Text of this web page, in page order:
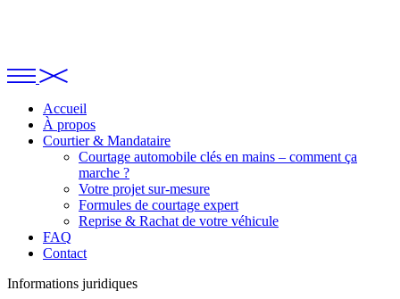
Accueil
À propos
Courtier & Mandataire
Courtage automobile clés en mains – comment ça
marche ?
Votre projet sur-mesure
Formules de courtage expert
Reprise & Rachat de votre véhicule
FAQ
Contact
Informations juridiques